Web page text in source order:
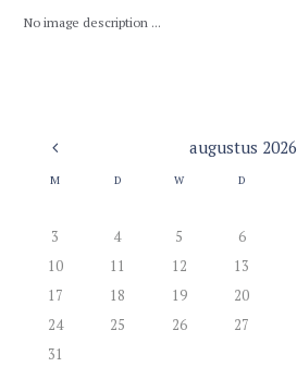
No image description ...
augustus 2026
M D W D
3
4 5 6
10
11 12 13
17
18 19 20
24
25 26 27
31